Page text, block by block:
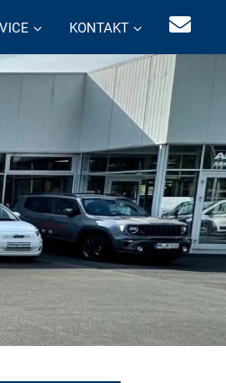
KONTAKT